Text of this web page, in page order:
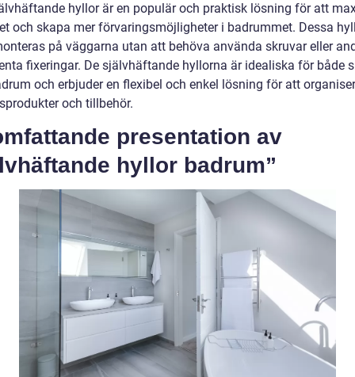
hyllor är en populär och praktisk lösning för att
och skapa mer förvaringsmöjligheter i badrummet. Dessa
på väggarna utan att behöva använda skruvar eller
fixeringar. De självhäftande hyllorna är idealiska för både
och erbjuder en flexibel och enkel lösning för att
och tillbehör.
presentation av
hyllor badrum”